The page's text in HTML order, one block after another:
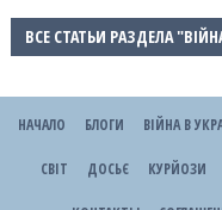
ВСЕ СТАТЬИ РАЗДЕЛА
НАЧАЛО БЛОГИ ВІЙНА В
СВІТ ДОСЬЄ КУРЙОЗИ